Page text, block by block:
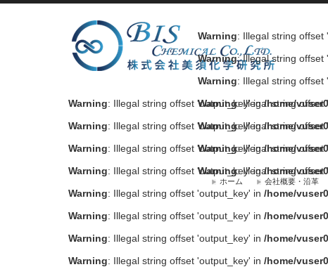
Warning: Illegal string offset
Warning: Illegal string offset
Warning: Illegal string offset
Warning: Illegal string
Warning: Illegal string
Warning: Illegal string
Warning: Illegal string
ホーム 会社概要・沿革
Warning: Illegal string offset 'output_key' in/home/
Warning: Illegal string offset 'output_key' in/home/
Warning: Illegal string offset 'output_key' in/home/
Warning: Illegal string offset 'output_key' in/home/
Warning: Illegal string offset 'output_key' in /home/
Warning: Illegal string offset 'output_key' in /home/
Warning: Illegal string offset 'output_key' in /home/
Warning: Illegal string offset 'output_key' in /home/